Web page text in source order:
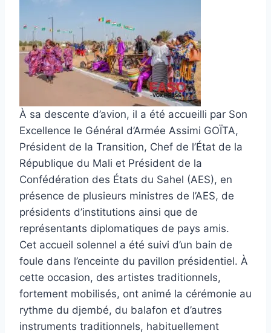
À sa descente d’avion, il a été accueilli par Son
Excellence le Général d’Armée Assimi GOÏTA,
Président de la Transition, Chef de l’État de la
République du Mali et Président de la
Confédération des États du Sahel (AES), en
présence de plusieurs ministres de l’AES, de
présidents d’institutions ainsi que de
représentants diplomatiques de pays amis.
Cet accueil solennel a été suivi d’un bain de
foule dans l’enceinte du pavillon présidentiel. À
cette occasion, des artistes traditionnels,
fortement mobilisés, ont animé la cérémonie au
rythme du djembé, du balafon et d’autres
instruments traditionnels, habituellement